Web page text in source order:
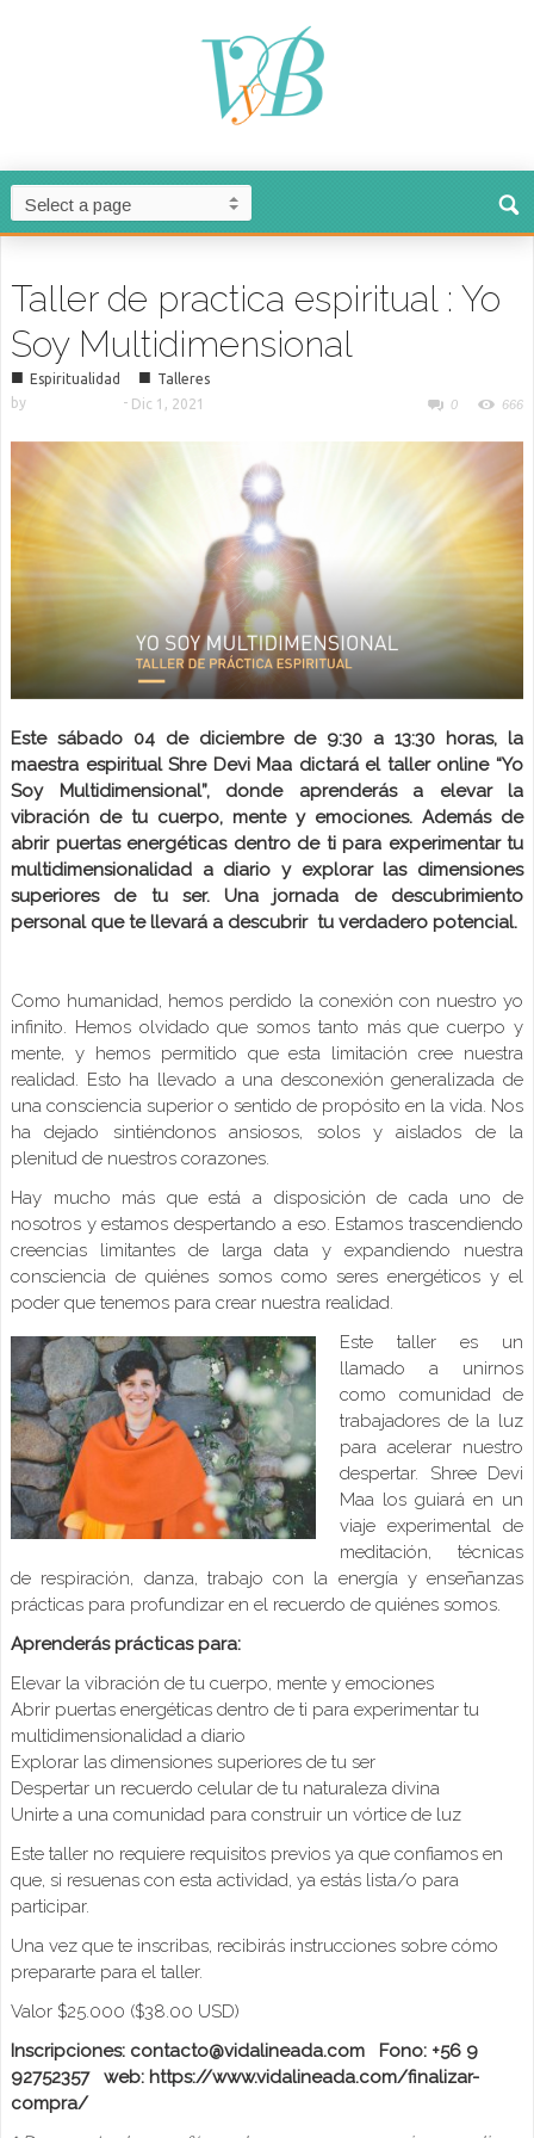
Taller de practica espiritual : Yo
Soy Multidimensional
■ Espiritualidad ■ Talleres
by
- Dic 1, 2021 0 666
Este sábado 04 de diciembre de 9:30 a 13:30 horas, la
maestra espiritual Shre Devi Maa dictará el taller online “Yo
Soy Multidimensional”, donde aprenderás a elevar la
vibración de tu cuerpo, mente y emociones. Además de
abrir puertas energéticas dentro de ti para experimentar tu
multidimensionalidad a diario y explorar las dimensiones
superiores de tu ser. Una jornada de descubrimiento
personal que te llevará a descubrir tu verdadero potencial.
Como humanidad, hemos perdido la conexión con nuestro yo
infinito. Hemos olvidado que somos tanto más que cuerpo y
mente, y hemos permitido que esta limitación cree nuestra
realidad. Esto ha llevado a una desconexión generalizada de
una consciencia superior o sentido de propósito en la vida. Nos
ha dejado sintiéndonos ansiosos, solos y aislados de la
plenitud de nuestros corazones.
Hay mucho más que está a disposición de cada uno de
nosotros y estamos despertando a eso. Estamos trascendiendo
creencias limitantes de larga data y expandiendo nuestra
consciencia de quiénes somos como seres energéticos y el
poder que tenemos para crear nuestra realidad.
Este taller es un
llamado a unirnos
como comunidad de
trabajadores de la luz
para acelerar nuestro
despertar. Shree Devi
Maa los guiará en un
viaje experimental de
meditación, técnicas
de respiración, danza, trabajo con la energía y enseñanzas
prácticas para profundizar en el recuerdo de quiénes somos.
Aprenderás prácticas para:
Elevar la vibración de tu cuerpo, mente y emociones
Abrir puertas energéticas dentro de ti para experimentar tu
multidimensionalidad a diario
Explorar las dimensiones superiores de tu ser
Despertar un recuerdo celular de tu naturaleza divina
Unirte a una comunidad para construir un vórtice de luz
Este taller no requiere requisitos previos ya que confiamos en
que, si resuenas con esta actividad, ya estás lista/o para
participar.
Una vez que te inscribas, recibirás instrucciones sobre cómo
prepararte para el taller.
Valor $25.000 ($38.00 USD)
Inscripciones: contacto@vidalineada.com Fono: +56 9
92752357 web: https://www.vidalineada.com/finalizar-
compra/